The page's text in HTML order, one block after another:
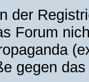
der
Forum
gegen